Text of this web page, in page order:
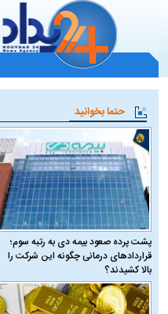
حتما بخوانید
پشت پرده صعود بیمه دی به رتبه سوم؛
قراردادهای درمانی چگونه این شرکت را
بالا کشیدند؟